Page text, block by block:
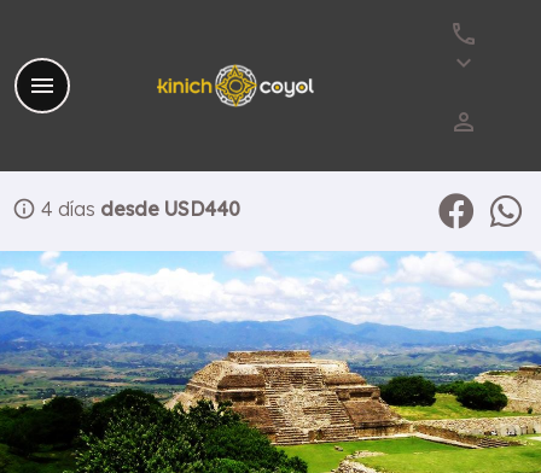
menu
phone
keyboard_arrow_down
perm_identity
info 4 días desde USD440